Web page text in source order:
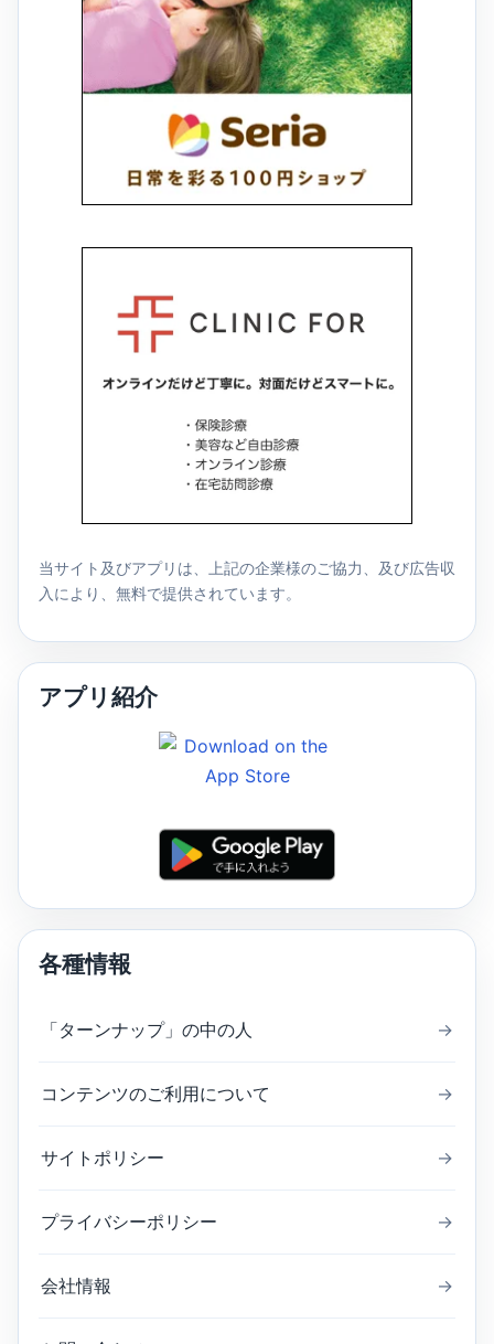
当サイト及びアプリは、上記の企業様のご協力、及び広告収
入により、無料で提供されています。
アプリ紹介
各種情報
「ターンナップ」の中の人 →
コンテンツのご利用について →
サイトポリシー →
プライバシーポリシー →
会社情報 →